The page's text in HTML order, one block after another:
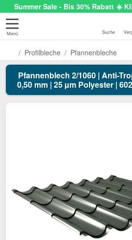
Summer Sale - Bis 30% Rabatt ☀️
Menü Suche
Profilbleche Pfannenbleche
Pfannenblech 2/1060 | Anti-
0,50 mm | 25 µm Polyester |